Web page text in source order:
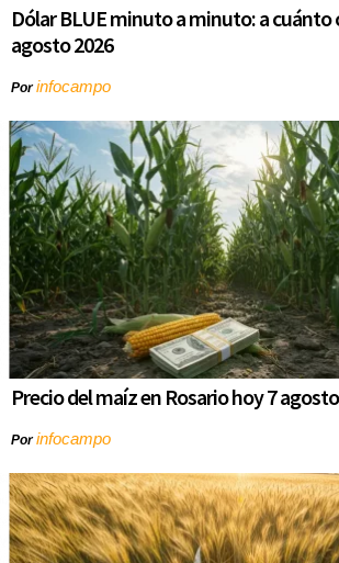
Dólar BLUE minuto a minuto: a cuánto
agosto 2026
Porinfocampo
Precio del maíz en Rosario hoy 7
Porinfocampo